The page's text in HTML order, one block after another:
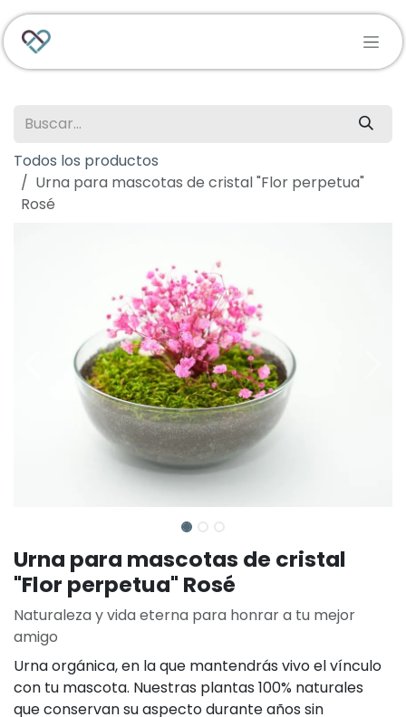
Ir al contenido
Todos los productos
Urna para mascotas de cristal "Flor perpetua"
Rosé
Urna para mascotas de cristal
"Flor perpetua" Rosé
Naturaleza y vida eterna para honrar a tu mejor
amigo
Urna orgánica, en la que mantendrás vivo el vínculo
con tu mascota. Nuestras plantas 100% naturales
que conservan su aspecto durante años sin